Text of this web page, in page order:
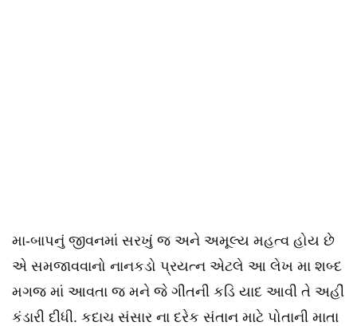
મા-બાપનું જીવનમાં સરખું જ અને અમૂલ્ય મહત્વ હોય છે
એ સમજાવવાનો નાનકડો પ્રયત્ન એટલે આ લેખ મા શબ્દ
મગજ માં આવતા જ મને જે ગીતની કડિ યાદ આવી તે અહીં
કંડારી દીધી. કદાચ સંસાર ના દરેક સંતાન માટે પોતાની માતા